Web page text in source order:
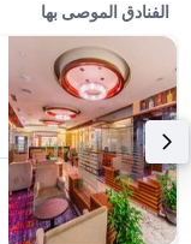
الفنادق الموصى بها